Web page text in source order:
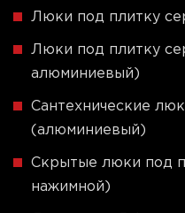
Люки под плитку
Люки под плитку
алюминиевый)
Сантехнические
(алюминиевый)
Скрытые люки под
нажимной)